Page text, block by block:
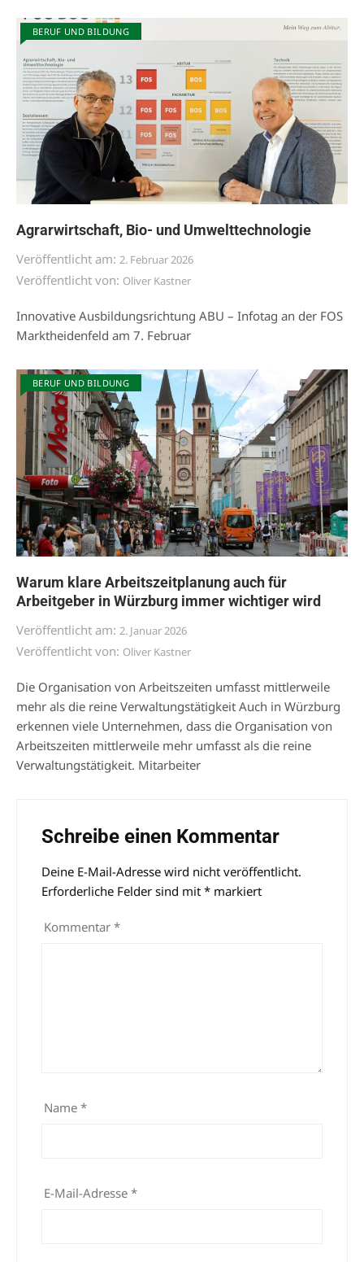
BERUF UND BILDUNG
Agrarwirtschaft, Bio- und Umwelttechnologie
Veröffentlicht am: 2. Februar 2026
Veröffentlicht von: Oliver Kastner
Innovative Ausbildungsrichtung ABU – Infotag an der FOS
Marktheidenfeld am 7. Februar
BERUF UND BILDUNG
Warum klare Arbeitszeitplanung auch für
Arbeitgeber in Würzburg immer wichtiger wird
Veröffentlicht am: 2. Januar 2026
Veröffentlicht von: Oliver Kastner
Die Organisation von Arbeitszeiten umfasst mittlerweile
mehr als die reine Verwaltungstätigkeit Auch in Würzburg
erkennen viele Unternehmen, dass die Organisation von
Arbeitszeiten mittlerweile mehr umfasst als die reine
Verwaltungstätigkeit. Mitarbeiter
Schreibe einen Kommentar
Deine E-Mail-Adresse wird nicht veröffentlicht.
Erforderliche Felder sind mit * markiert
Kommentar *
Name *
E-Mail-Adresse *
Alternative: